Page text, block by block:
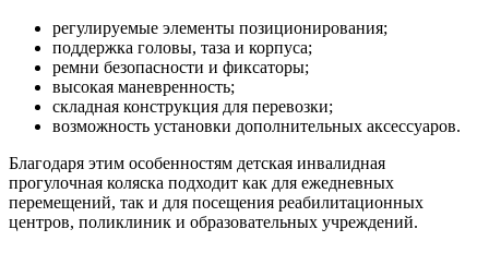
регулируемые элементы позиционирования;
поддержка головы, таза и корпуса;
ремни безопасности и фиксаторы;
высокая маневренность;
складная конструкция для перевозки;
возможность установки дополнительных аксессуаров.
Благодаря этим особенностям детская инвалидная
прогулочная коляска подходит как для ежедневных
перемещений, так и для посещения реабилитационных
центров, поликлиник и образовательных учреждений.